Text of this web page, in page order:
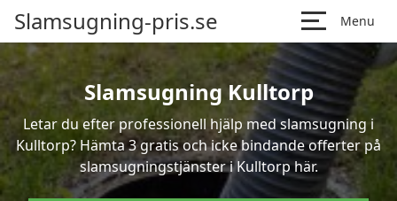
Slamsugning-pris.se Menu
Slamsugning Kulltorp
Letar du efter professionell hjälp med slamsugning i
Kulltorp? Hämta 3 gratis och icke bindande offerter på
slamsugningstjänster i Kulltorp här.